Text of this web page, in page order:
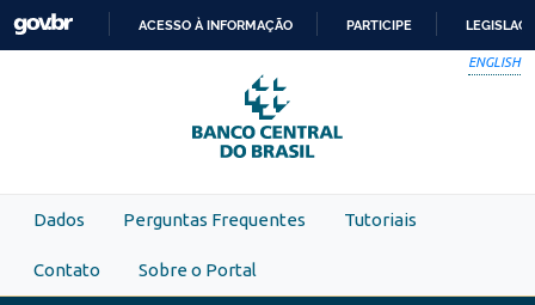
Skip to main content
PARA
O
CONTEÚDO
ACESSO À INFORMAÇÃO PARTICIPE
ENGLISH
Dados Perguntas Frequentes Tutoriais
Contato Sobre o Portal